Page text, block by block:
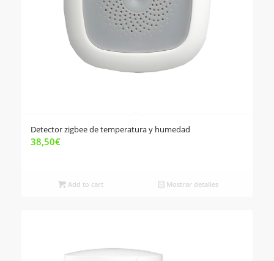
Detector zigbee de temperatura y humedad
38,50€
Add to cart Mostrar detalles